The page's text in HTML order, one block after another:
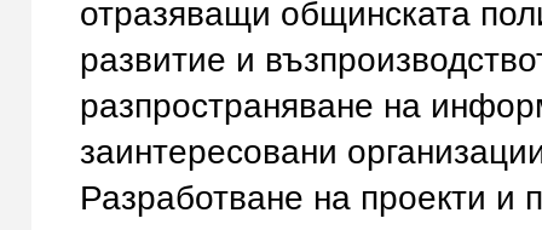
отразяващи общинската
развитие и
разпространяване на
заинтересовани
Разработване на проекти и